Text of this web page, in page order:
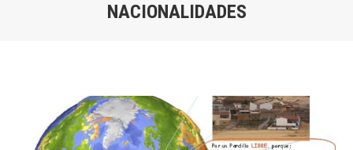
NACIONALIDADES